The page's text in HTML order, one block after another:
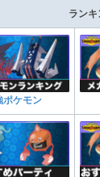
ラン
ポケモン